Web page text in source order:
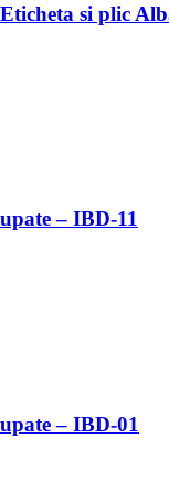
si plic
– IBD-11
– IBD-01